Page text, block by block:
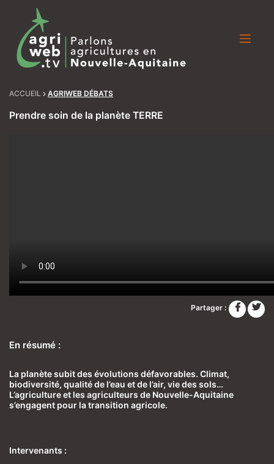
ACCUEIL AGRIWEB DÉBATS
Prendre soin de la planète TERRE
Partager :
En résumé :
La planète subit des évolutions défavorables. Climat,
biodiversité, qualité de l’eau et de l’air, vie des sols…
L’agriculture et les agriculteurs de Nouvelle-Aquitaine
s’engagent pour la transition agricole.
Intervenants :